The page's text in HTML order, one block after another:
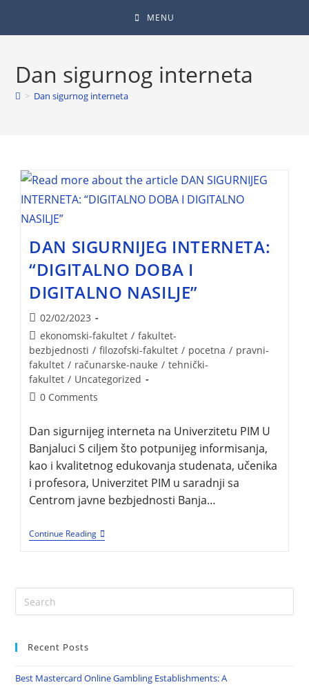
MENU
Dan sigurnog interneta
> Dan sigurnog interneta
DAN SIGURNIJEG INTERNETA:
“DIGITALNO DOBA I
DIGITALNO NASILJE”
02/02/2023
ekonomski-fakultet / fakultet-
bezbjednosti / filozofski-fakultet / pocetna / pravni-
fakultet / računarske-nauke / tehnički-
fakultet / Uncategorized
0 Comments
Dan sigurnijeg interneta na Univerzitetu PIM U
Banjaluci S ciljem što potpunijeg informisanja,
kao i kvalitetnog edukovanja studenata, učenika
i profesora, Univerzitet PIM u saradnji sa
Centrom javne bezbjednosti Banja…
Continue Reading
Recent Posts
Best Mastercard Online Gambling Establishments: A